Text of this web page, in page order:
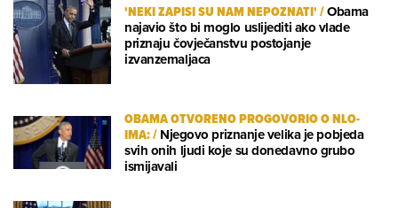
'NEKI ZAPISI SU NAM NEPOZNATI'/Obama
najavio što bi moglo uslijediti ako vlade
priznaju čovječanstvu postojanje
izvanzemaljaca
OBAMA OTVORENO PROGOVORIO O NLO-
IMA:/Njegovo priznanje velika je pobjeda
svih onih ljudi koje su donedavno grubo
ismijavali